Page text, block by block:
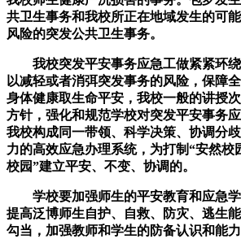
共卫生事务和我校所正在地域发生的可
风险的突发公共卫生事务。
我校突发平安事务应急工做紧紧环绕
以减轻或者消弭突发事务的风险，保障
身体健康取生命平安，我校一般的讲授
方针，强化和规范学校对突发平安事务
我校构成同一带领、科学决策、协调分
力的高效应急办理系统，为打制“安然校
校园”建立平安、不变、协调的。
学校要加强师生的平安教育和应急学
提高泛博师生自护、自救、防灾、逃生
勾当，加强教师和学生的防备认识和能